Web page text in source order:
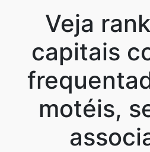
Veja
capitais
motéis,